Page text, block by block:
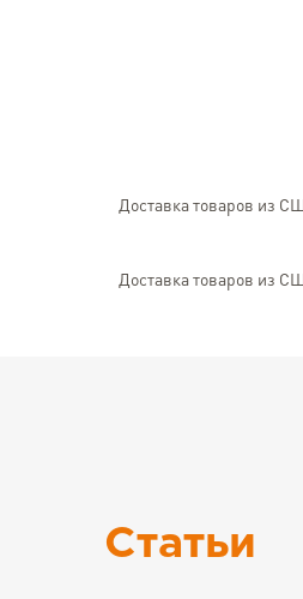
Доставка товаров из
Доставка товаров из
Статьи